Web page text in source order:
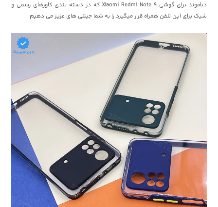
دیاموند برای گوشی Xiaomi Redmi Note 9 که در دسته بندی کاورهای رسمی و
شیک برای این تلفن همراه قرار میگیرد را به شما جیتلی های عزیز می دهیم.